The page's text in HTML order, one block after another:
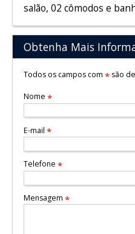
salão, 02 cômodos e
Obtenha Mais
Todos os campos com *são
Nome *
E-mail *
Telefone *
Mensagem *